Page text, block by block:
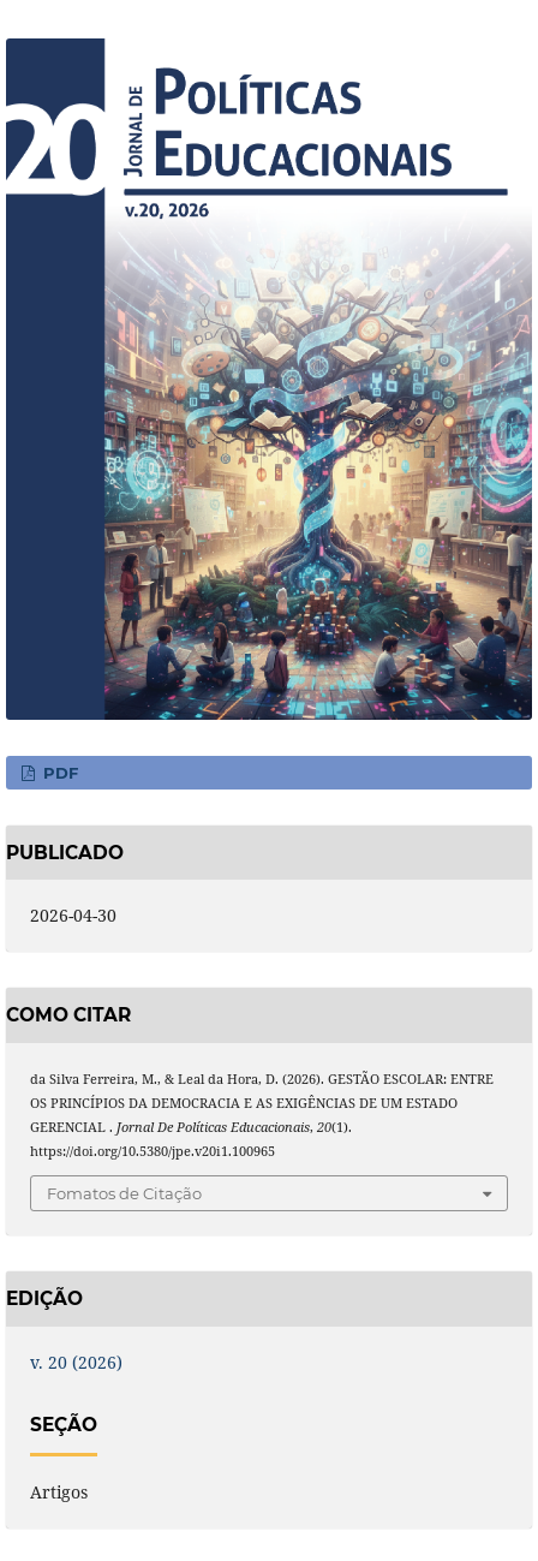
PDF
PUBLICADO
2026-04-30
COMO CITAR
da Silva Ferreira, M., & Leal da Hora, D. (2026). GESTÃO ESCOLAR: ENTRE
OS PRINCÍPIOS DA DEMOCRACIA E AS EXIGÊNCIAS DE UM ESTADO
GERENCIAL . Jornal De Políticas Educacionais, 20(1).
https://doi.org/10.5380/jpe.v20i1.100965
Fomatos de Citação
EDIÇÃO
v. 20 (2026)
SEÇÃO
Artigos